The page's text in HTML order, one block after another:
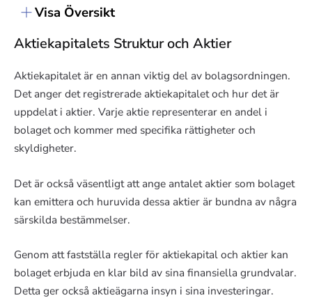
Visa Översikt
Aktiekapitalets Struktur och Aktier
Aktiekapitalet är en annan viktig del av bolagsordningen.
Det anger det registrerade aktiekapitalet och hur det är
uppdelat i aktier. Varje aktie representerar en andel i
bolaget och kommer med specifika rättigheter och
skyldigheter.
Det är också väsentligt att ange antalet aktier som bolaget
kan emittera och huruvida dessa aktier är bundna av några
särskilda bestämmelser.
Genom att fastställa regler för aktiekapital och aktier kan
bolaget erbjuda en klar bild av sina finansiella grundvalar.
Detta ger också aktieägarna insyn i sina investeringar.